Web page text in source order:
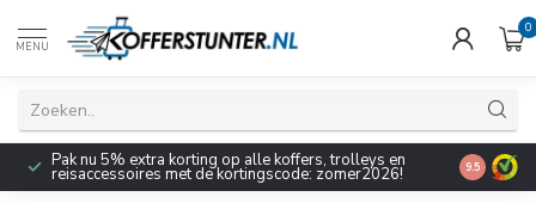
MENU
0
Pak nu 5% extra korting op alle koffers, trolleys en
reisaccessoires met de kortingscode: zomer2026! 9.5